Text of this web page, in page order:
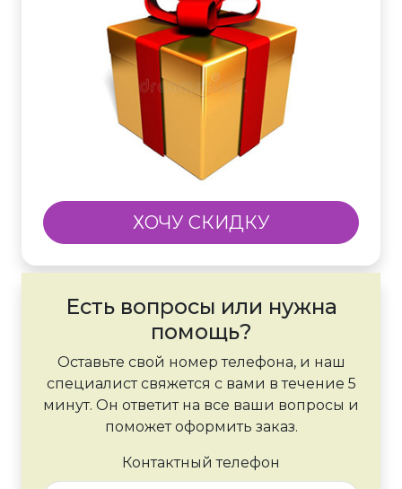
ХОЧУ СКИДКУ
Есть вопросы или нужна
помощь?
Оставьте свой номер телефона, и наш
специалист свяжется с вами в течение 5
минут. Он ответит на все ваши вопросы и
поможет оформить заказ.
Контактный телефон